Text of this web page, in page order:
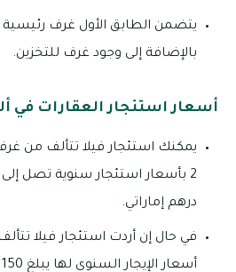
يتضمن الطابق الأول غرف
بالإضافة إلى وجود غرف للتخزين.
أسعار استئجار العقارات في
يمكنك استئجار فيلا تتألف من
درهم إماراتي.
أسعار الإيجار السنوي لها يبلغ 150 ألأف درهم إماراتي.